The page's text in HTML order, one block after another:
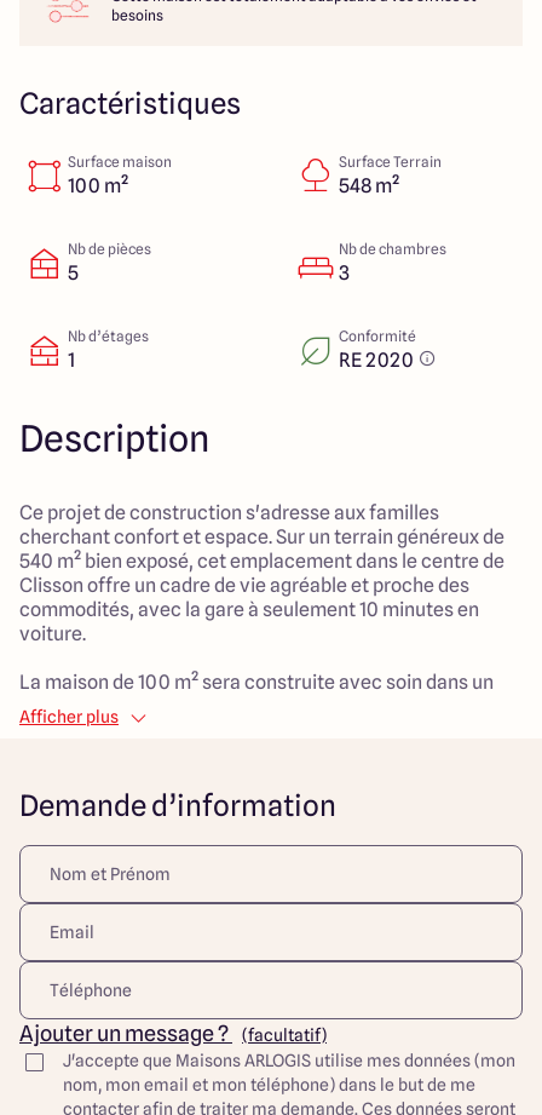
Maisons ARLOGIS Nantes
4.7 4.7
besoins
Caractéristiques
Surface maison
100 m²
Surface Terrain
548 m²
Nb de pièces
5
Nb de chambres
3
Nb d’étages
1
Conformité
RE 2020
Description
Ce projet de construction s'adresse aux familles
cherchant confort et espace. Sur un terrain généreux de
540 m² bien exposé, cet emplacement dans le centre de
Clisson offre un cadre de vie agréable et proche des
commodités, avec la gare à seulement 10 minutes en
voiture.
La maison de 100 m² sera construite avec soin dans un
style traditionnel, comportant 5 pièces dont 3 chambres
spacieuses qui accueilleront toute la famille. La vaste
cadre de vie paisible et dynamique, parfait pour les
enfants avec de nombreux espaces extérieurs à
personnaliser selon vos envies. Votre future maison sera
non seulement un lieu de vie mais aussi un véritable
cocon familial. Ne laissez pas passer cette occasion
unique d'acquérir un espace qui réunira tout le confort
désiré.
Découvrez toutes nos offres et réalisations ARLOGIS sur
notre site Internet. Visuel d'illustration. Le modèle est
totalement adaptable à vos envies et besoins et
Afficher plus
Demande d’information
Ajouter un message ?
(facultatif)
J'accepte que Maisons ARLOGIS utilise mes données (mon
nom, mon email et mon téléphone) dans le but de me
contacter afin de traiter ma demande. Ces données seront